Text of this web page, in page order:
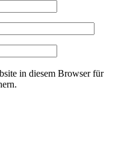
in diesem Browser für